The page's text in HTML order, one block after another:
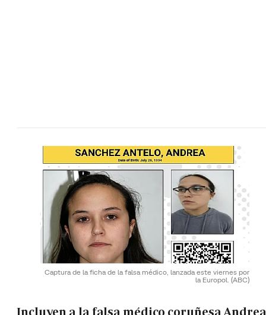
Captura de la ficha de la falsa médico, lanzada este viernes por
la Europol. (ABC)
Incluyen a la falsa médico coruñesa Andrea